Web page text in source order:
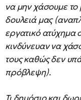
να μην χάσουμε το
δουλειά μας
εργατικό ατύχημα
κινδύνευαν να
τους καθώς δεν
πρόβλεψη).